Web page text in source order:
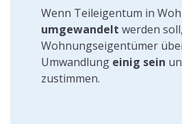
Wenn Teileigentum in
umgewandelt werden
Wohnungseigentümer
Umwandlung einig sein
zustimmen.